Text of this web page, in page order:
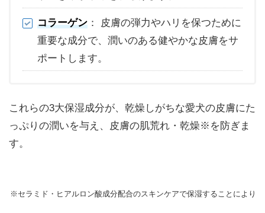
コラーゲン ： 皮膚の弾力やハリを保つために
重要な成分で、潤いのある健やかな皮膚をサ
ポートします。
これらの3大保湿成分が、乾燥しがちな愛犬の皮膚にた
っぷりの潤いを与え、皮膚の肌荒れ・乾燥※を防ぎま
す。
※セラミド・ヒアルロン酸成分配合のスキンケアで保湿することにより